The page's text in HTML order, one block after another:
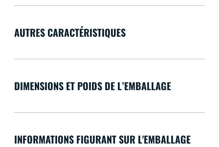
AUTRES CARACTÉRISTIQUES
DIMENSIONS ET POIDS DE L’EMBALLAGE
INFORMATIONS FIGURANT SUR L'EMBALLAGE